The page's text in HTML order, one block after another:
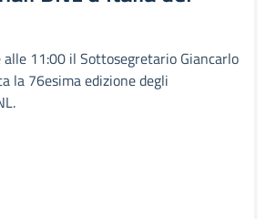
alle 11:00 il Sottosegretario Giancarlo
la 76esima edizione degli